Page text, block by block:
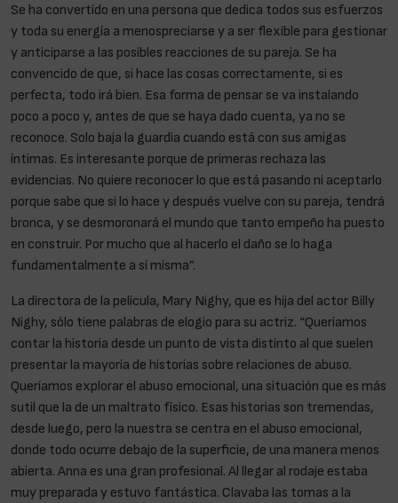
Se ha convertido en una persona que dedica todos sus esfuerzos
y toda su energía a menospreciarse y a ser flexible para gestionar
y anticiparse a las posibles reacciones de su pareja. Se ha
convencido de que, si hace las cosas correctamente, si es
perfecta, todo irá bien. Esa forma de pensar se va instalando
poco a poco y, antes de que se haya dado cuenta, ya no se
reconoce. Solo baja la guardia cuando está con sus amigas
íntimas. Es interesante porque de primeras rechaza las
evidencias. No quiere reconocer lo que está pasando ni aceptarlo
porque sabe que si lo hace y después vuelve con su pareja, tendrá
bronca, y se desmoronará el mundo que tanto empeño ha puesto
en construir. Por mucho que al hacerlo el daño se lo haga
fundamentalmente a sí misma”.
La directora de la película, Mary Nighy, que es hija del actor Billy
Nighy, sólo tiene palabras de elogio para su actriz. “Queríamos
contar la historia desde un punto de vista distinto al que suelen
presentar la mayoría de historias sobre relaciones de abuso.
Queríamos explorar el abuso emocional, una situación que es más
sutil que la de un maltrato físico. Esas historias son tremendas,
desde luego, pero la nuestra se centra en el abuso emocional,
donde todo ocurre debajo de la superficie, de una manera menos
abierta. Anna es una gran profesional. Al llegar al rodaje estaba
muy preparada y estuvo fantástica. Clavaba las tomas a la